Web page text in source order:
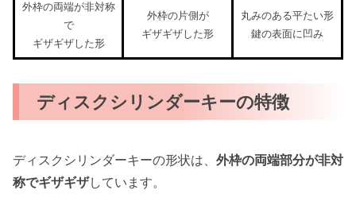
外枠の両端が非対称
で
ギザギザした形
外枠の片側が
ギザギザした形
丸みのある平たい形
鍵の表面に凹み
ディスクシリンダーキーの特徴
ディスクシリンダーキーの形状は、 外枠の両端部分が非対
称でギザギザしています。